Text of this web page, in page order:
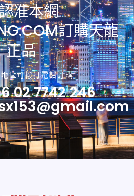
准本網
訂購天龍
正品
區可撥打電話訂購
02 7742 246